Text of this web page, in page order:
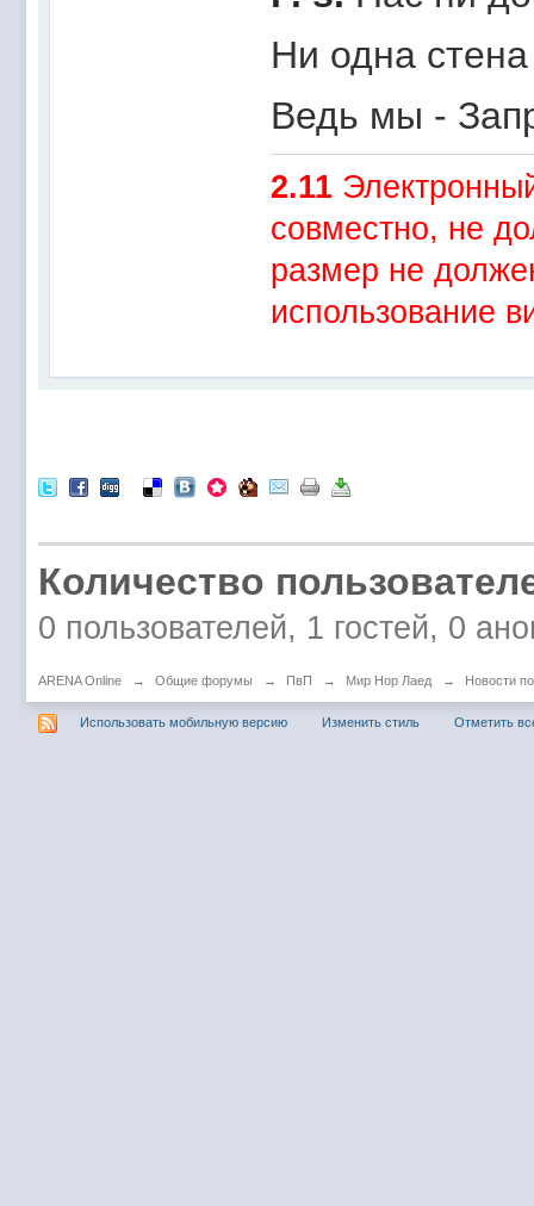
Ни одна
Ведь мы -
2.11
совместно, не
размер не
использование
Количество
0 пользователей, 1 гостей, 0
ARENA Online → Общие форумы → ПвП → Мир Нор Лаед → Новости
Использовать мобильную версию Изменить стиль Отметить